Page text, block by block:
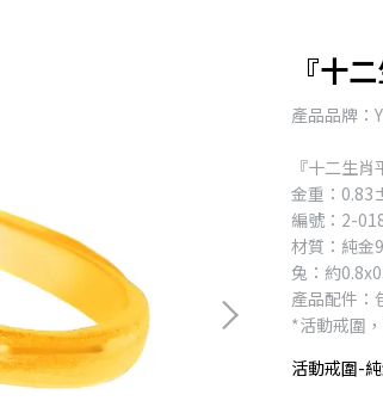
『十
產品品牌：
『十二生
金重：
編號：2-
材質：純金
兔：約
產品配件：
*活動戒圍
活動戒圍-